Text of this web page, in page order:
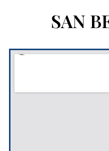
SAN